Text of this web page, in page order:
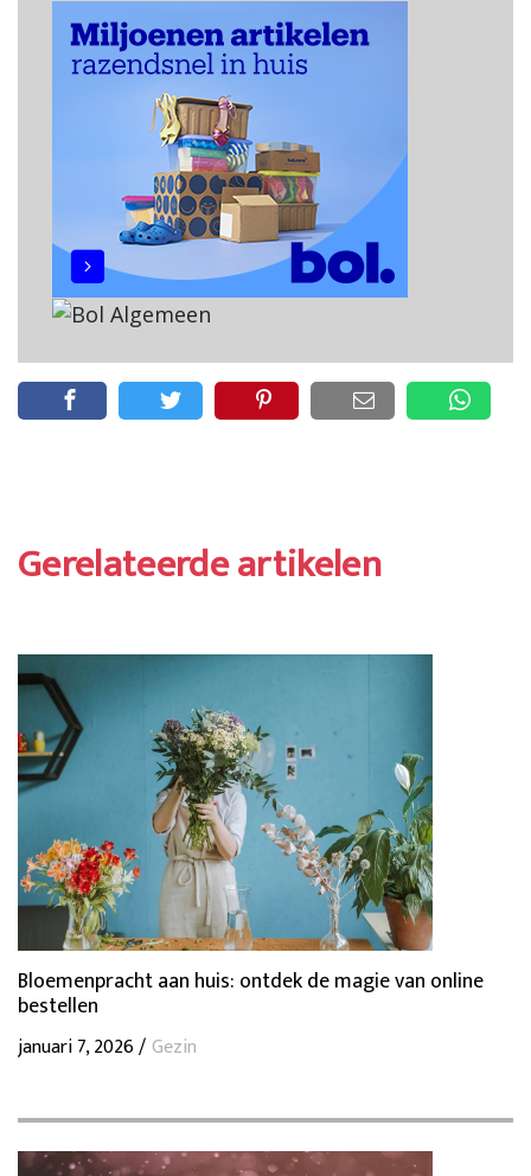
Gerelateerde artikelen
Bloemenpracht aan huis: ontdek de magie van online
bestellen
januari 7, 2026 /Gezin